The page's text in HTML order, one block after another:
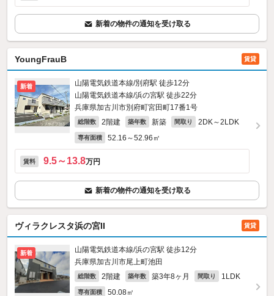
新着の物件の通知を受け取る
YoungFrauB 賃貸
新着
山陽電気鉄道本線/別府駅 徒歩12分
山陽電気鉄道本線/浜の宮駅 徒歩22分
兵庫県加古川市別府町宮田町17番1号
総階数 2階建 築年数 新築 間取り 2DK～2LDK
専有面積 52.16～52.96㎡
賃料 9.5～13.8万円
新着の物件の通知を受け取る
ヴィラクレスタ浜の宮II 賃貸
新着
山陽電気鉄道本線/浜の宮駅 徒歩12分
兵庫県加古川市尾上町池田
総階数 2階建 築年数 築3年8ヶ月 間取り 1LDK
専有面積 50.08㎡